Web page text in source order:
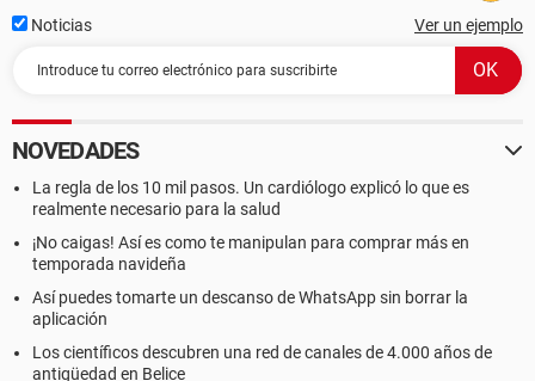
Noticias Ver un ejemplo
NOVEDADES
La regla de los 10 mil pasos. Un cardiólogo explicó lo que es
realmente necesario para la salud
¡No caigas! Así es como te manipulan para comprar más en
temporada navideña
Así puedes tomarte un descanso de WhatsApp sin borrar la
aplicación
Los científicos descubren una red de canales de 4.000 años de
antigüedad en Belice